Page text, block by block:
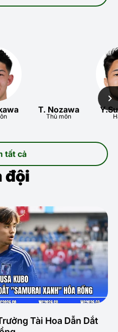
tất cả
T. Nozawa
Thủ môn
đội
Tài Hoa Dẫn Dắt